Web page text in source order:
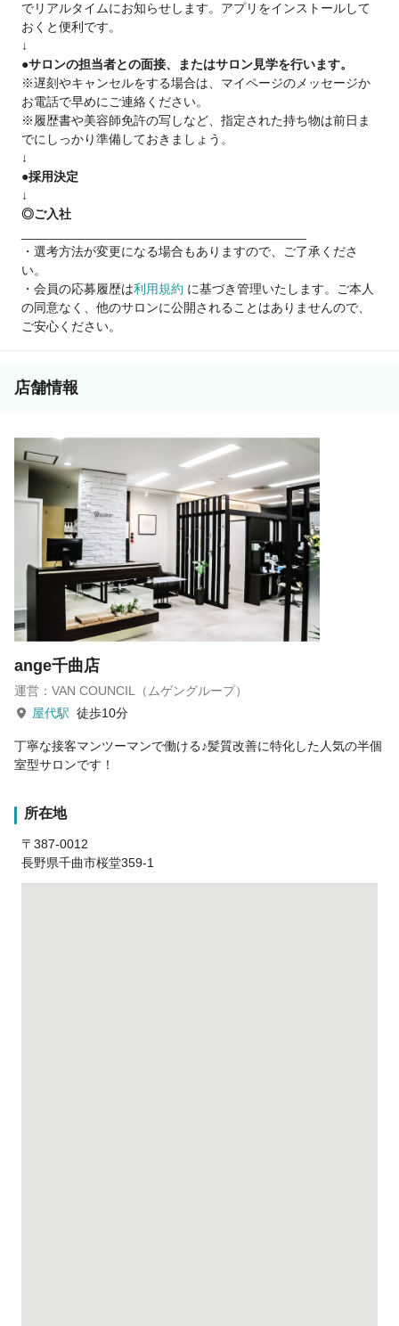
でリアルタイムにお知らせします。アプリをインストールして
おくと便利です。
↓
●サロンの担当者との面接、またはサロン見学を行います。
※遅刻やキャンセルをする場合は、マイページのメッセージか
お電話で早めにご連絡ください。
※履歴書や美容師免許の写しなど、指定された持ち物は前日ま
でにしっかり準備しておきましょう。
↓
●採用決定
↓
◎ご入社
・選考方法が変更になる場合もありますので、ご了承くださ
い。
・会員の応募履歴は利用規約 に基づき管理いたします。ご本人
の同意なく、他のサロンに公開されることはありませんので、
ご安心ください。
店舗情報
ange千曲店
運営：VAN COUNCIL（ムゲングループ）
屋代駅 徒歩10分
丁寧な接客マンツーマンで働ける♪髪質改善に特化した人気の半個
室型サロンです！
所在地
〒387-0012
長野県千曲市桜堂359-1